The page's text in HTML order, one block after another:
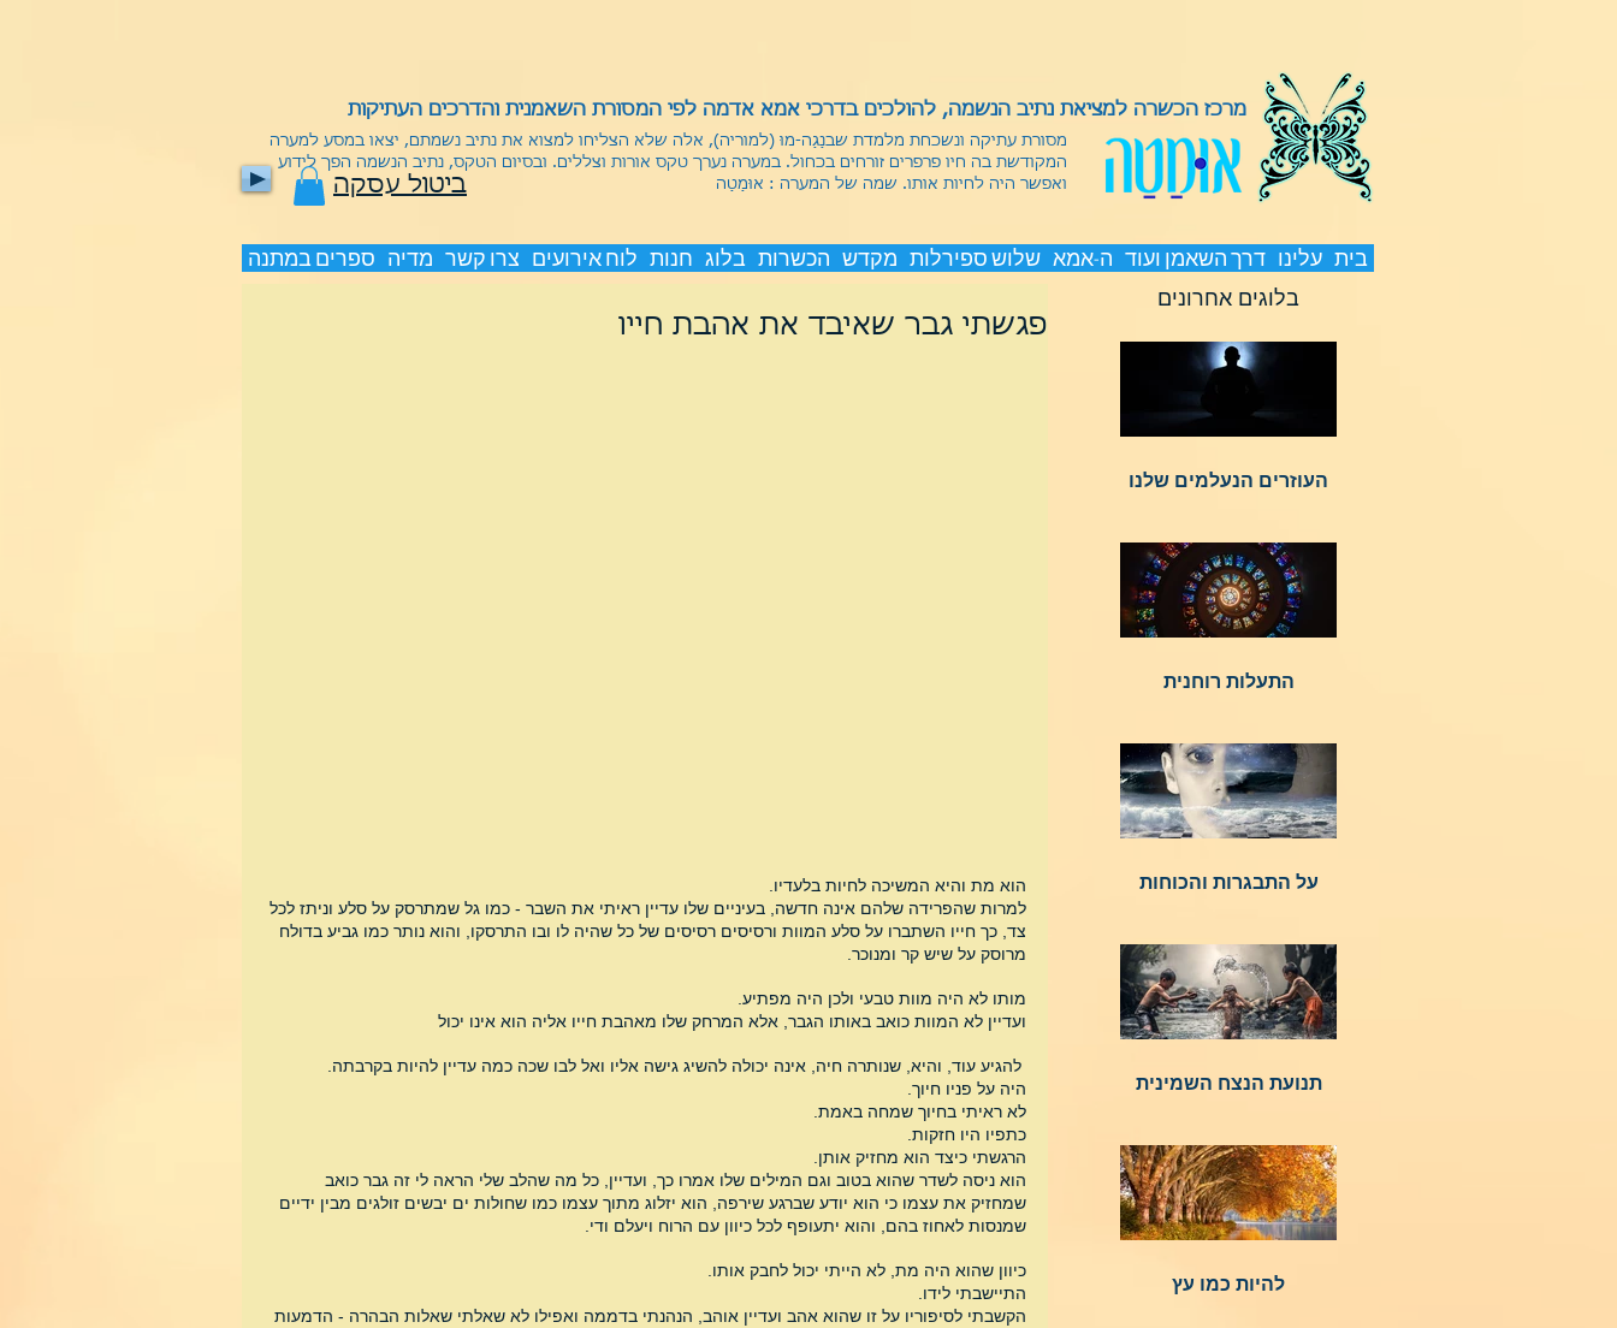
ביטול עסקה
מרכז הכשרה למציאת נתיב הנשמה, להולכים בדרכי אמא אדמה לפי המסורת השאמנית והדרכים העתיקות
מסורת עתיקה ונשכחת מלמדת שבנַגַה-מוּ (למוריה), אלה שלא הצליחו למצוא את נתיב נשמתם, יצאו במסע למערה
המקודשת בה חיו פרפרים זורחים בכחול. במערה נערך טקס אורות וצללים. ובסיום הטקס, נתיב הנשמה הפך לידוע
ואפשר היה לחיות אותו. שמה של המערה : אוּמַטַה
ספרים במתנה מדיה צרו קשר לוח אירועים חנות בלוג הכשרות מקדש שלוש ספירלות ה-אמא דרך השאמן ועוד עלינו בית
פגשתי גבר שאיבד את אהבת חייו
הוא מת והיא המשיכה לחיות בלעדיו.
למרות שהפרידה שלהם אינה חדשה, בעיניים שלו עדיין ראיתי את השבר - כמו גל שמתרסק על סלע וניתז לכל
צד, כך חייו השתברו על סלע המוות ורסיסים רסיסים של כל שהיה לו ובו התרסקו, והוא נותר כמו גביע בדולח
מרוסק על שיש קר ומנוכר.
מותו לא היה מוות טבעי ולכן היה מפתיע.
ועדיין לא המוות כואב באותו הגבר, אלא המרחק שלו מאהבת חייו אליה הוא אינו יכול
היה על פניו חיוך.
לא ראיתי בחיוך שמחה באמת.
כתפיו היו חזקות.
הרגשתי כיצד הוא מחזיק אותן.
הוא ניסה לשדר שהוא בטוב וגם המילים שלו אמרו כך, ועדיין, כל מה שהלב שלי הראה לי זה גבר כואב
שמחזיק את עצמו כי הוא יודע שברגע שירפה, הוא יזלוג מתוך עצמו כמו שחולות ים יבשים זולגים מבין ידיים
שמנסות לאחוז בהם, והוא יתעופף לכל כיוון עם הרוח ויעלם ודי.
כיוון שהוא היה מת, לא הייתי יכול לחבק אותו.
התיישבתי לידו.
הקשבתי לסיפוריו על זו שהוא אהב ועדיין אוהב, הנהנתי בדממה ואפילו לא שאלתי שאלות הבהרה - הדמעות
בלוגים אחרונים
העוזרים הנעלמים שלנו
התעלות רוחנית
על התבגרות והכוחות
תנועת הנצח השמינית
להיות כמו עץ